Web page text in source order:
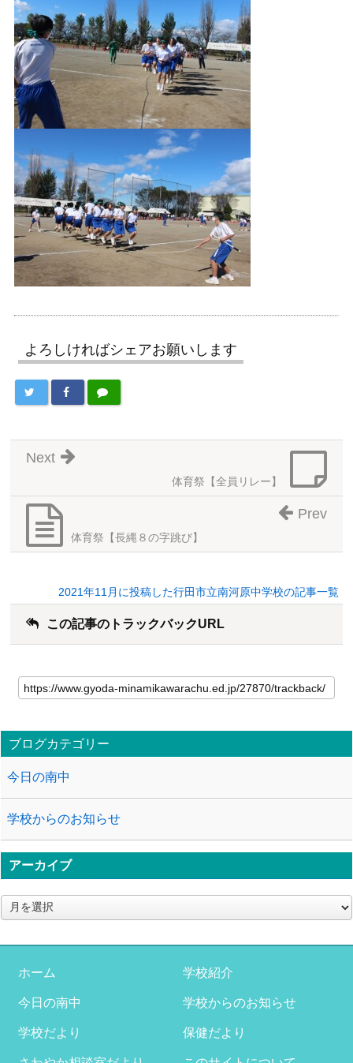
よろしければシェアお願いします
体育祭【全員リレー】
Next
体育祭【長縄８の字跳び】
Prev
2021年11月に投稿した行田市立南河原中学校の記事一覧
この記事のトラックバックURL
ブログカテゴリー
今日の南中
学校からのお知らせ
アーカイブ
ア
ー
イ
ホーム 学校紹介
今日の南中 学校からのお知らせ
学校だより 保健だより